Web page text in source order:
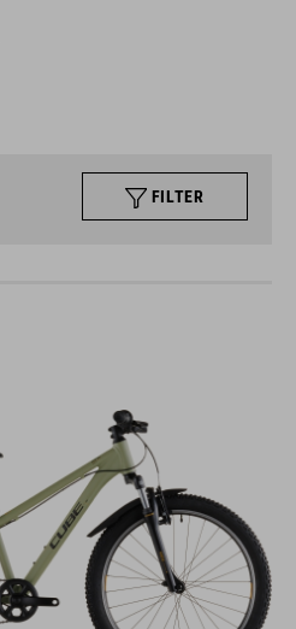
FILTER